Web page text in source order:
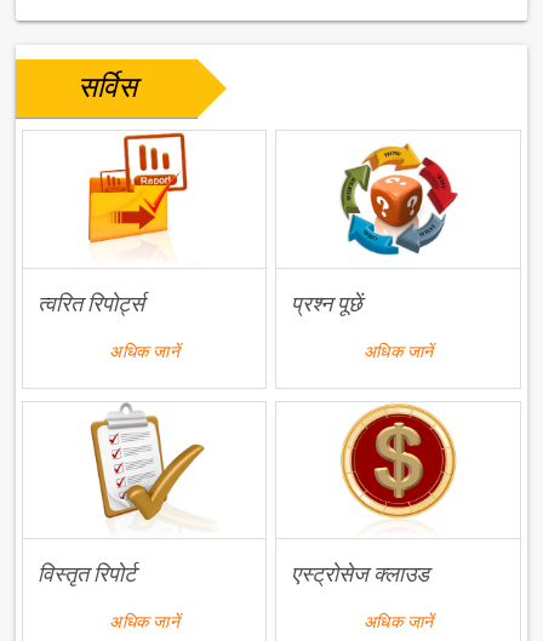
सर्विस
त्वरित रिपोर्ट्स
अधिक जानें
प्रश्न पूछें
अधिक जानें
विस्तृत रिपोर्ट
अधिक जानें
एस्ट्रोसेज क्लाउड
अधिक जानें